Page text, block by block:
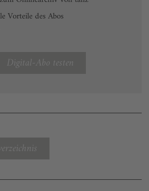
Vorteile des Abos
Digital-Abo testen